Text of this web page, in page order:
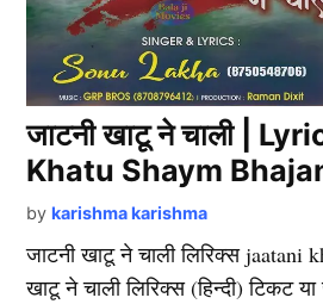
जाटनी खाटू ने चाली |
Khatu Shaym
by karishma karishma
जाटनी खाटू ने चाली लिरिक्स jaatani
खाटू ने चाली लिरिक्स (हिन्दी) टिकट